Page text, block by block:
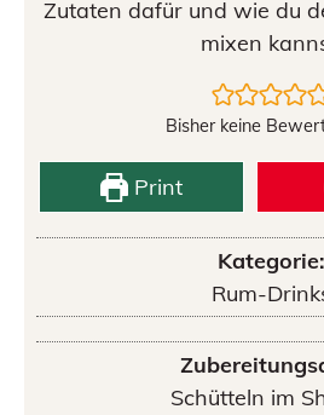
Zutaten dafür und wie du
mixen
Bisher keine
Print
Kategorie:
Rum-
Schütteln im